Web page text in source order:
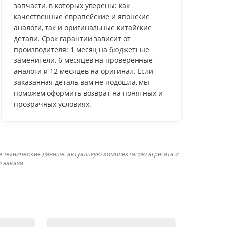
запчасти, в которых уверены: как
качественные европейские и японские
аналоги, так и оригинальные китайские
детали. Срок гарантии зависит от
производителя: 1 месяц на бюджетные
заменители, 6 месяцев на проверенные
аналоги и 12 месяцев на оригинал. Если
заказанная деталь вам не подошла, мы
поможем оформить возврат на понятных и
прозрачных условиях.
данные, актуальную комплектацию агрегата и
заказа.